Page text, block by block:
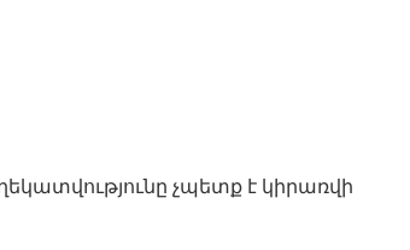
չպետք է կիրառվի